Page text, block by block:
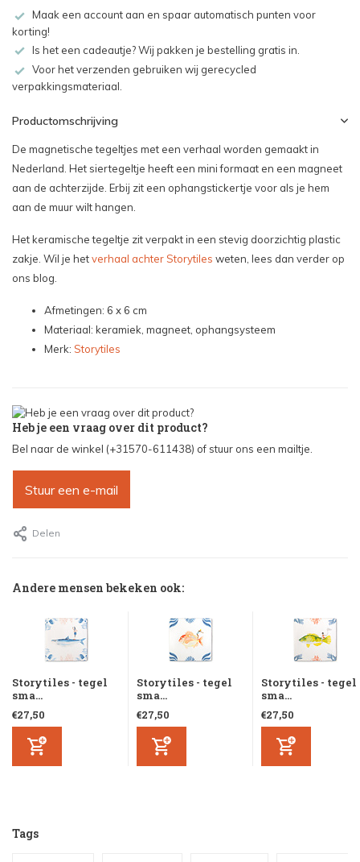
Maak een account aan en spaar automatisch punten voor
korting!
Is het een cadeautje? Wij pakken je bestelling gratis in.
Voor het verzenden gebruiken wij gerecycled
verpakkingsmateriaal.
Productomschrijving
De magnetische tegeltjes met een verhaal worden gemaakt in
Nederland. Het siertegeltje heeft een mini formaat en een magneet
aan de achterzijde. Erbij zit een ophangstickertje voor als je hem
aan de muur wilt hangen.
Het keramische tegeltje zit verpakt in een stevig doorzichtig plastic
zakje. Wil je hetverhaal achter Storytiles weten, lees dan verder op
ons blog.
Afmetingen: 6 x 6 cm
Materiaal: keramiek, magneet, ophangsysteem
Merk: Storytiles
Heb je een vraag over dit product?
Bel naar de winkel (+31570-611438) of stuur ons een mailtje.
Stuur een e-mail
Delen
Andere mensen bekeken ook:
Storytiles - tegel
sma...
€27,50
Storytiles - tegel
sma...
€27,50
Storytiles - tegel
sma...
€27,50
Tags